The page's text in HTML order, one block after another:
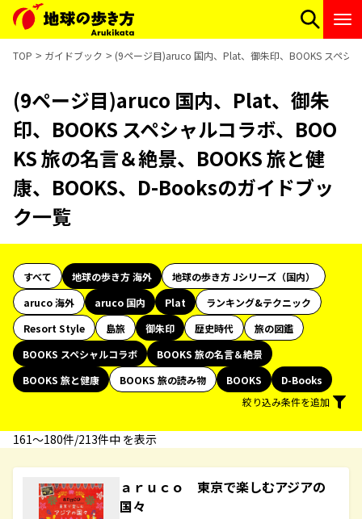
TOP ガイドブック (9ページ目)aruco 国内、Plat、御朱印、BOOKS スペシ
(9ページ目)aruco 国内、Plat、御朱
印、BOOKS スペシャルコラボ、BOO
KS 旅の名言＆絶景、BOOKS 旅と健
康、BOOKS、D-Booksのガイドブッ
ク一覧
すべて 地球の歩き方 海外
地球の歩き方 Jシリーズ（国内）
aruco 海外
aruco 国内 Plat
ランキング&テクニック
Resort Style
島旅 御朱印 歴史時代
旅の図鑑
BOOKS スペシャルコラボ
BOOKS 旅の名言＆絶景
BOOKS 旅と健康
BOOKS 旅の読み物 BOOKS
D-Books
絞り込み条件を追加
161〜180件/213件中 を表示
ａｒｕｃｏ 東京で楽しむアジアの
国々